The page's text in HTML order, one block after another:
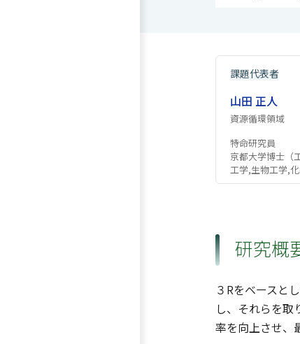
課題代表者
山田 正人
資源循環領域
特命研究員
京都大学博士（
工学,生物工学,
研究概
３Rをベースと
し、それらを取
率を向上させ、